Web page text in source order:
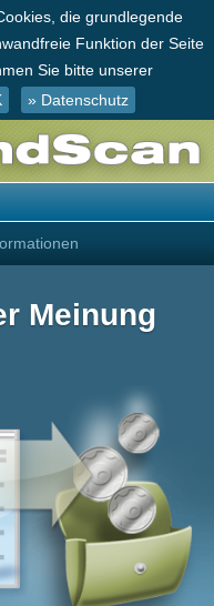
die grundlegende
Funktion der Seite
Sie bitte unserer
» Datenschutz
Meinung